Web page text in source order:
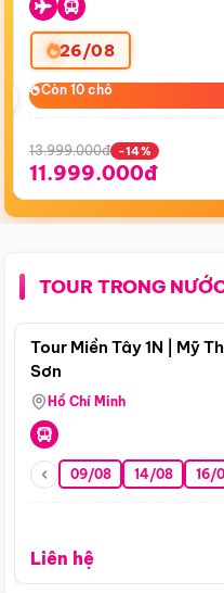
26/08
Còn 10 chỗ
Còn 10 chỗ
13.999.000đ -14%
11.999.000đ
TOUR TRONG
Tour Miền Tây 1N | Mỹ
Sơn
Hồ Chí Minh
09/08 14/08 16/
Liên hệ